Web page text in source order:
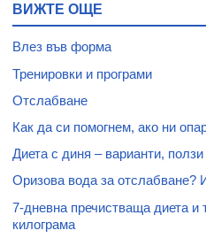
ВИЖТЕ ОЩЕ
Влез във форма
Тренировки и програми
Отслабване
Как да си помогнем, ако ни
Диета с диня – варианти,
Оризова вода за отслабване?
7-дневна пречистваща диета и
килограма